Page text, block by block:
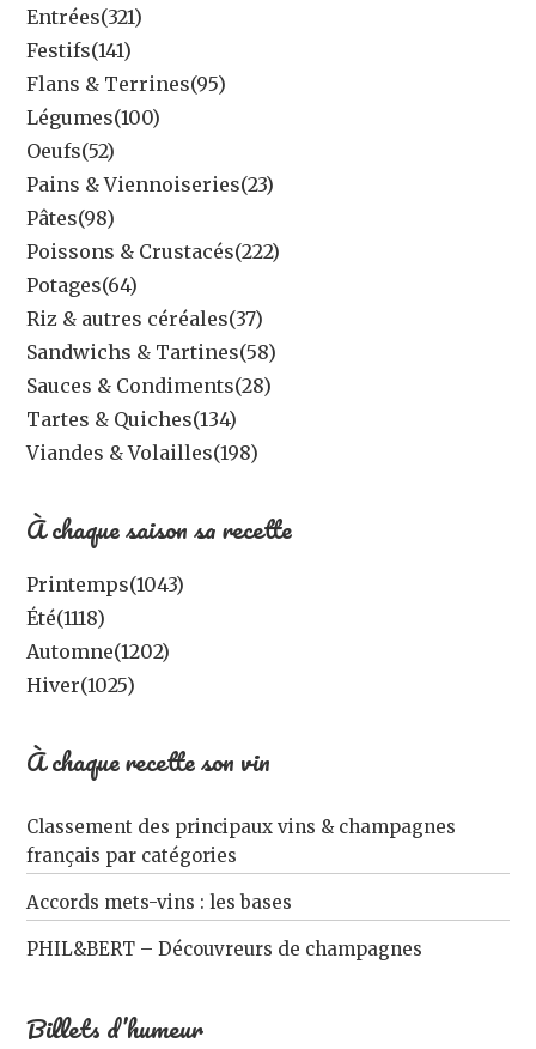
Entrées(321)
Festifs(141)
Flans & Terrines(95)
Légumes(100)
Oeufs(52)
Pains & Viennoiseries(23)
Pâtes(98)
Poissons & Crustacés(222)
Potages(64)
Riz & autres céréales(37)
Sandwichs & Tartines(58)
Sauces & Condiments(28)
Tartes & Quiches(134)
Viandes & Volailles(198)
À chaque saison sa recette
Printemps(1043)
Été(1118)
Automne(1202)
Hiver(1025)
À chaque recette son vin
Classement des principaux vins & champagnes
français par catégories
Accords mets-vins : les bases
PHIL&BERT – Découvreurs de champagnes
Billets d’humeur